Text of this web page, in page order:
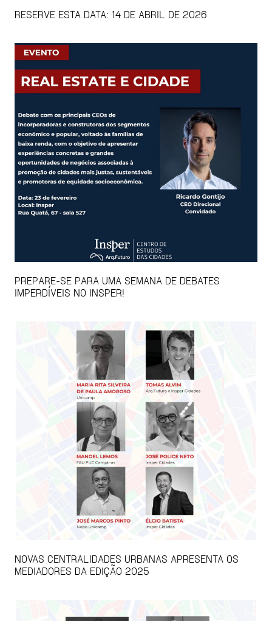
RESERVE ESTA DATA: 14 DE ABRIL DE 2026
PREPARE-SE PARA UMA SEMANA DE DEBATES
IMPERDÍVEIS NO INSPER!
NOVAS CENTRALIDADES URBANAS APRESENTA OS
MEDIADORES DA EDIÇÃO 2025